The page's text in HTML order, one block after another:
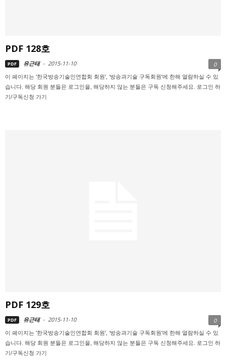
PDF 128호
PDF 유근태 - 2015-11-10 0
이 페이지는 '한국방송기술인연합회 회원', ‘방송과기술 구독회원'에 한해 열람하실 수 있
습니다. 해당 회원 분들은 로그인을, 해당하지 않는 분들은 구독 신청해주세요. 로그인 하
기/구독신청 가기
PDF 129호
PDF 유근태 - 2015-11-10 0
이 페이지는 '한국방송기술인연합회 회원', ‘방송과기술 구독회원'에 한해 열람하실 수 있
습니다. 해당 회원 분들은 로그인을, 해당하지 않는 분들은 구독 신청해주세요. 로그인 하
기/구독신청 가기